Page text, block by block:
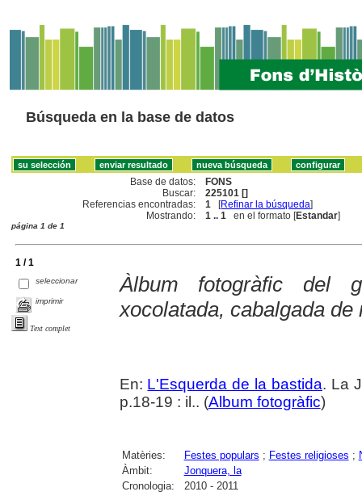
Búsqueda en la base de datos
Base de datos:
FONS
Buscar:
225101 []
Referencias encontradas:
1 [Refinar la búsqueda]
Mostrando:
1 .. 1 en el formato [Estandar]
página 1 de 1
1 / 1
seleccionar
imprimir
Text complet
Àlbum fotogràfic del
xocolatada, cabalgada de
En: L'Esquerda de la bastida. La
p.18-19 : il.. (Album fotogràfic)
Matèries: Festes populars ; Festes religioses ;
Àmbit:
Jonquera, la
Cronologia:
2010 - 2011